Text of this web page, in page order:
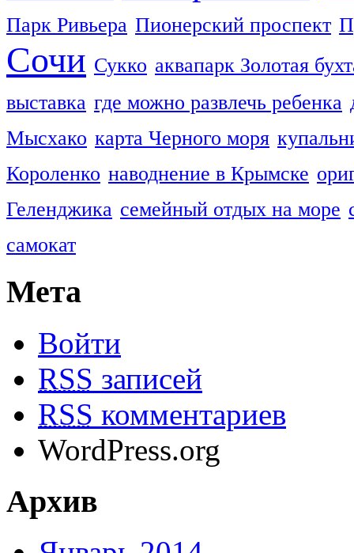
Парк Ривьера Пионерский проспект
Сочи Сукко аквапарк Золотая
выставка где можно развлечь ребенка
Мысхако карта Черного моря
Короленко наводнение в Крымске
Геленджика семейный отдых на море
самокат
Мета
Войти
RSS записей
RSS комментариев
WordPress.org
Архив